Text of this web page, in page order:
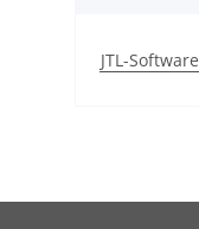
JTL-Software